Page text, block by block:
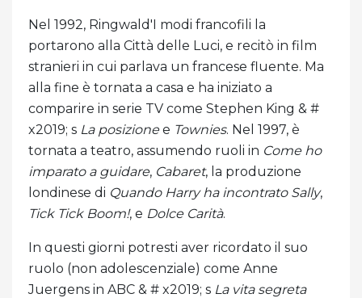
Nel 1992, Ringwald'I modi francofili la
portarono alla Città delle Luci, e recitò in film
stranieri in cui parlava un francese fluente. Ma
alla fine è tornata a casa e ha iniziato a
comparire in serie TV come Stephen King & #
x2019; s La posizionee Townies. Nel 1997, è
tornata a teatro, assumendo ruoli in Come ho
imparato a guidare, Cabaret, la produzione
londinese di Quando Harry ha incontrato Sally,
Tick ​​Tick Boom!, e Dolce Carità.
In questi giorni potresti aver ricordato il suo
ruolo (non adolescenziale) come Anne
Juergens in ABC & # x2019; s La vita segreta